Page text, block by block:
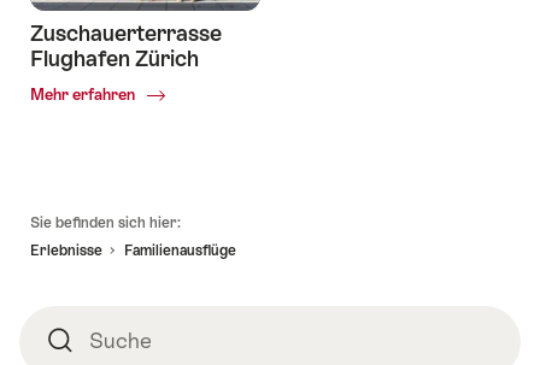
Zuschauerterrasse
Flughafen Zürich
Mehr erfahren Common.Of
Sie befinden sich hier:
Erlebnisse
Familienausflüge
SucheSuche